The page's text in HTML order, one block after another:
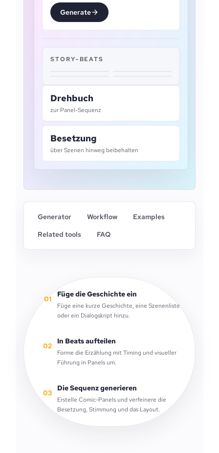
Generate
STORY-BEATS
Drehbuch
zur Panel-Sequenz
Besetzung
über Szenen hinweg beibehalten
Generator Workflow
Examples
Related tools
FAQ
01
Füge die Geschichte ein
Füge eine kurze Geschichte, eine Szenenliste
oder ein Dialogskript hinzu.
02
In Beats aufteilen
Forme die Erzählung mit Timing und visueller
Führung in Panels um.
03
Die Sequenz generieren
Erstelle Comic-Panels und verfeinere die
Besetzung, Stimmung und das Layout.